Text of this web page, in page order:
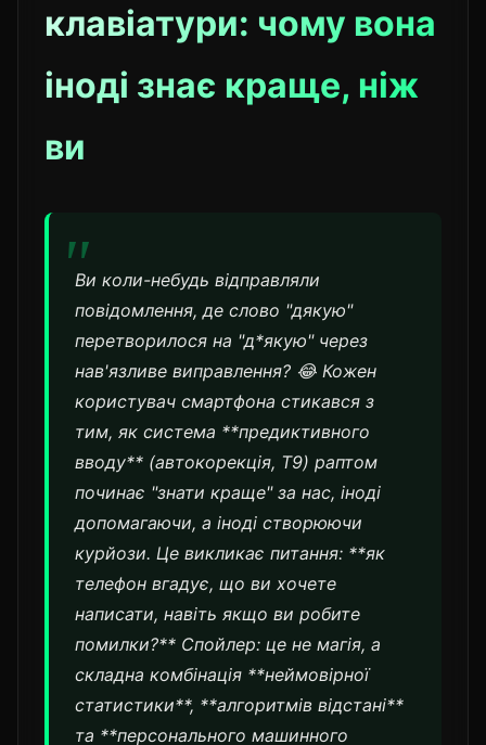
клавіатури: чому вона
іноді знає краще, ніж
ви
Ви коли-небудь відправляли
повідомлення, де слово "дякую"
перетворилося на "д*якую" через
нав'язливе виправлення? 😂 Кожен
користувач смартфона стикався з
тим, як система **предиктивного
вводу** (автокорекція, T9) раптом
починає "знати краще" за нас, іноді
допомагаючи, а іноді створюючи
курйози. Це викликає питання: **як
телефон вгадує, що ви хочете
написати, навіть якщо ви робите
помилки?** Спойлер: це не магія, а
складна комбінація **неймовірної
статистики**, **алгоритмів відстані**
та **персонального машинного